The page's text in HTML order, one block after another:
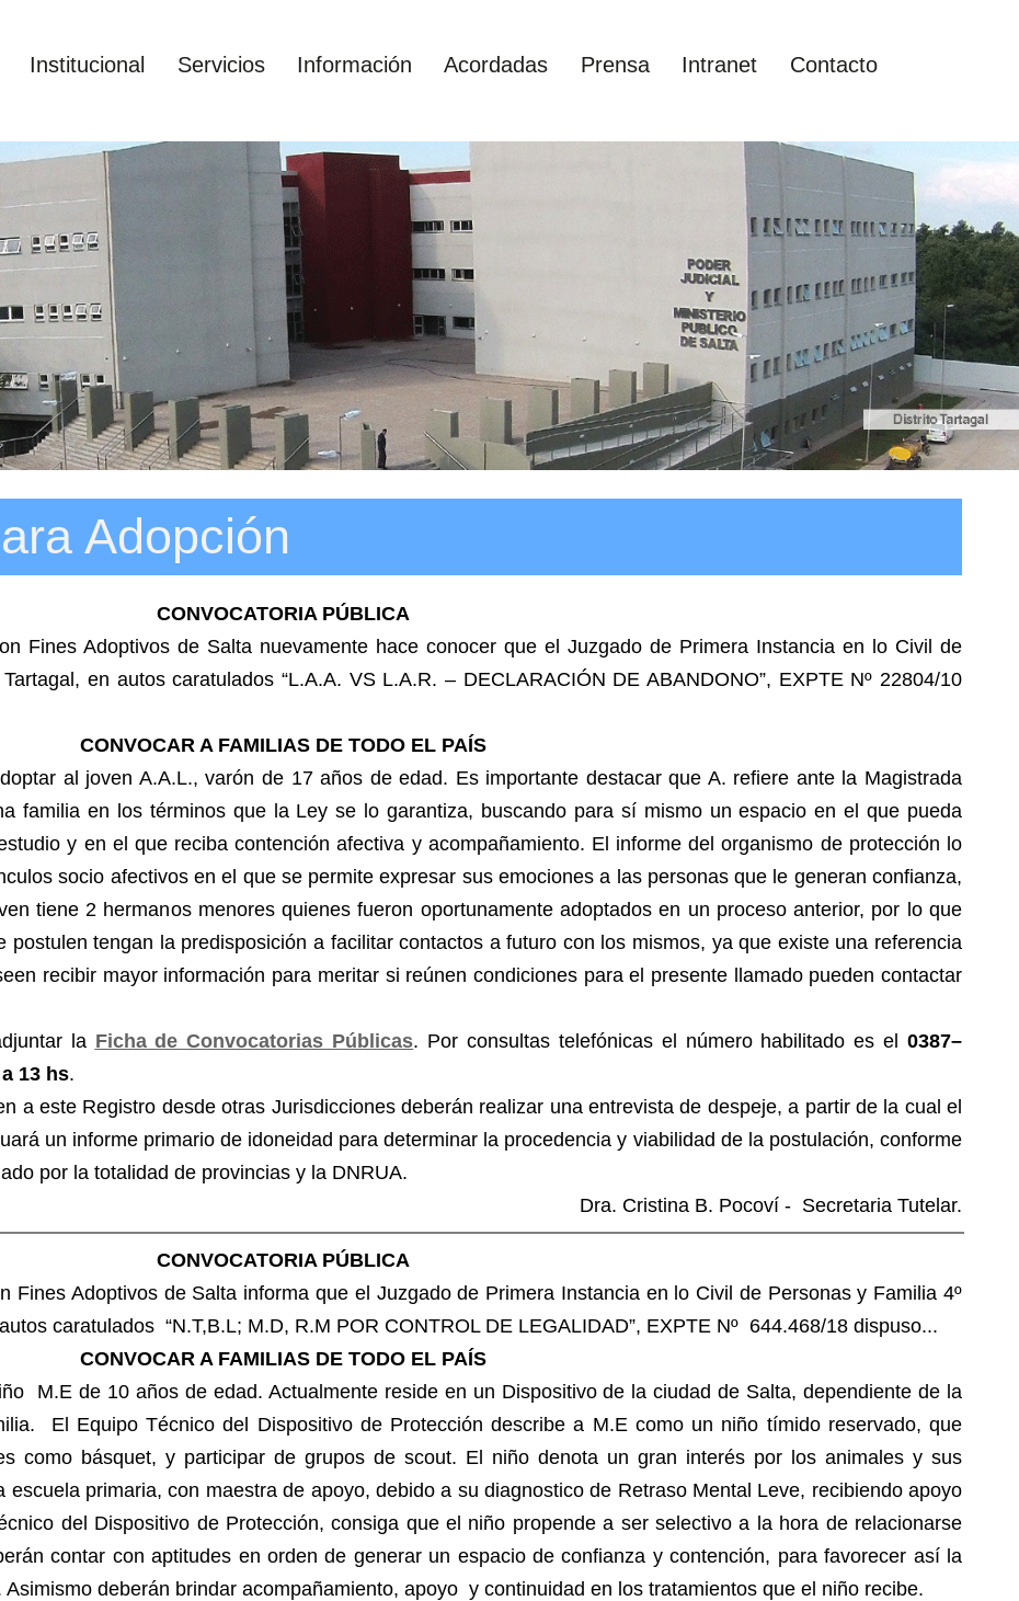
Institucional Servicios Información Acordadas Prensa Intranet Contacto
Adopción
CONVOCATORIA PÚBLICA
Fines Adoptivos de Salta nuevamente hace conocer que el Juzgado de Primera Instancia en lo Civil de
en autos caratulados “L.A.A. VS L.A.R. – DECLARACIÓN DE ABANDONO”, EXPTE Nº 22804/10
CONVOCAR A FAMILIAS DE TODO EL PAÍS
al joven A.A.L., varón de 17 años de edad. Es importante destacar que A. refiere ante la Magistrada
familia en los términos que la Ley se lo garantiza, buscando para sí mismo un espacio en el que pueda
y en el que reciba contención afectiva y acompañamiento. El informe del organismo de protección lo
socio afectivos en el que se permite expresar sus emociones a las personas que le generan confianza,
tiene 2 hermanos menores quienes fueron oportunamente adoptados en un proceso anterior, por lo que
tengan la predisposición a facilitar contactos a futuro con los mismos, ya que existe una referencia
recibir mayor información para meritar si reúnen condiciones para el presente llamado pueden contactar
la Ficha de Convocatorias Públicas. Por consultas telefónicas el número habilitado es el 0387–
13 hs.
a este Registro desde otras Jurisdicciones deberán realizar una entrevista de despeje, a partir de la cual el
un informe primario de idoneidad para determinar la procedencia y viabilidad de la postulación, conforme
por la totalidad de provincias y la DNRUA.
Dra. Cristina B. Pocoví - Secretaria Tutelar.
CONVOCATORIA PÚBLICA
Fines Adoptivos de Salta informa que el Juzgado de Primera Instancia en lo Civil de Personas y Familia 4º
caratulados “N.T,B.L; M.D, R.M POR CONTROL DE LEGALIDAD”, EXPTE Nº 644.468/18 dispuso...
CONVOCAR A FAMILIAS DE TODO EL PAÍS
M.E de 10 años de edad. Actualmente reside en un Dispositivo de la ciudad de Salta, dependiente de la
El Equipo Técnico del Dispositivo de Protección describe a M.E como un niño tímido reservado, que
como básquet, y participar de grupos de scout. El niño denota un gran interés por los animales y sus
escuela primaria, con maestra de apoyo, debido a su diagnostico de Retraso Mental Leve, recibiendo apoyo
del Dispositivo de Protección, consiga que el niño propende a ser selectivo a la hora de relacionarse
contar con aptitudes en orden de generar un espacio de confianza y contención, para favorecer así la
deberán brindar acompañamiento, apoyo y continuidad en los tratamientos que el niño recibe.